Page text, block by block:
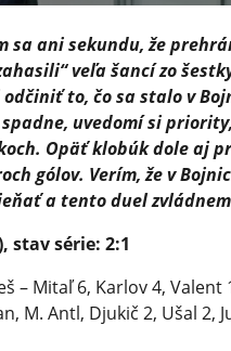
sa ani sekundu, že
veľa šancí zo
to, čo sa stalo v
uvedomí si
Opäť klobúk dole aj
gólov. Verím, že v
a tento duel
stav série: 2:1
– Mitaľ 6, Karlov 4, Valent
M. Antl, Djukič 2, Ušal 2,